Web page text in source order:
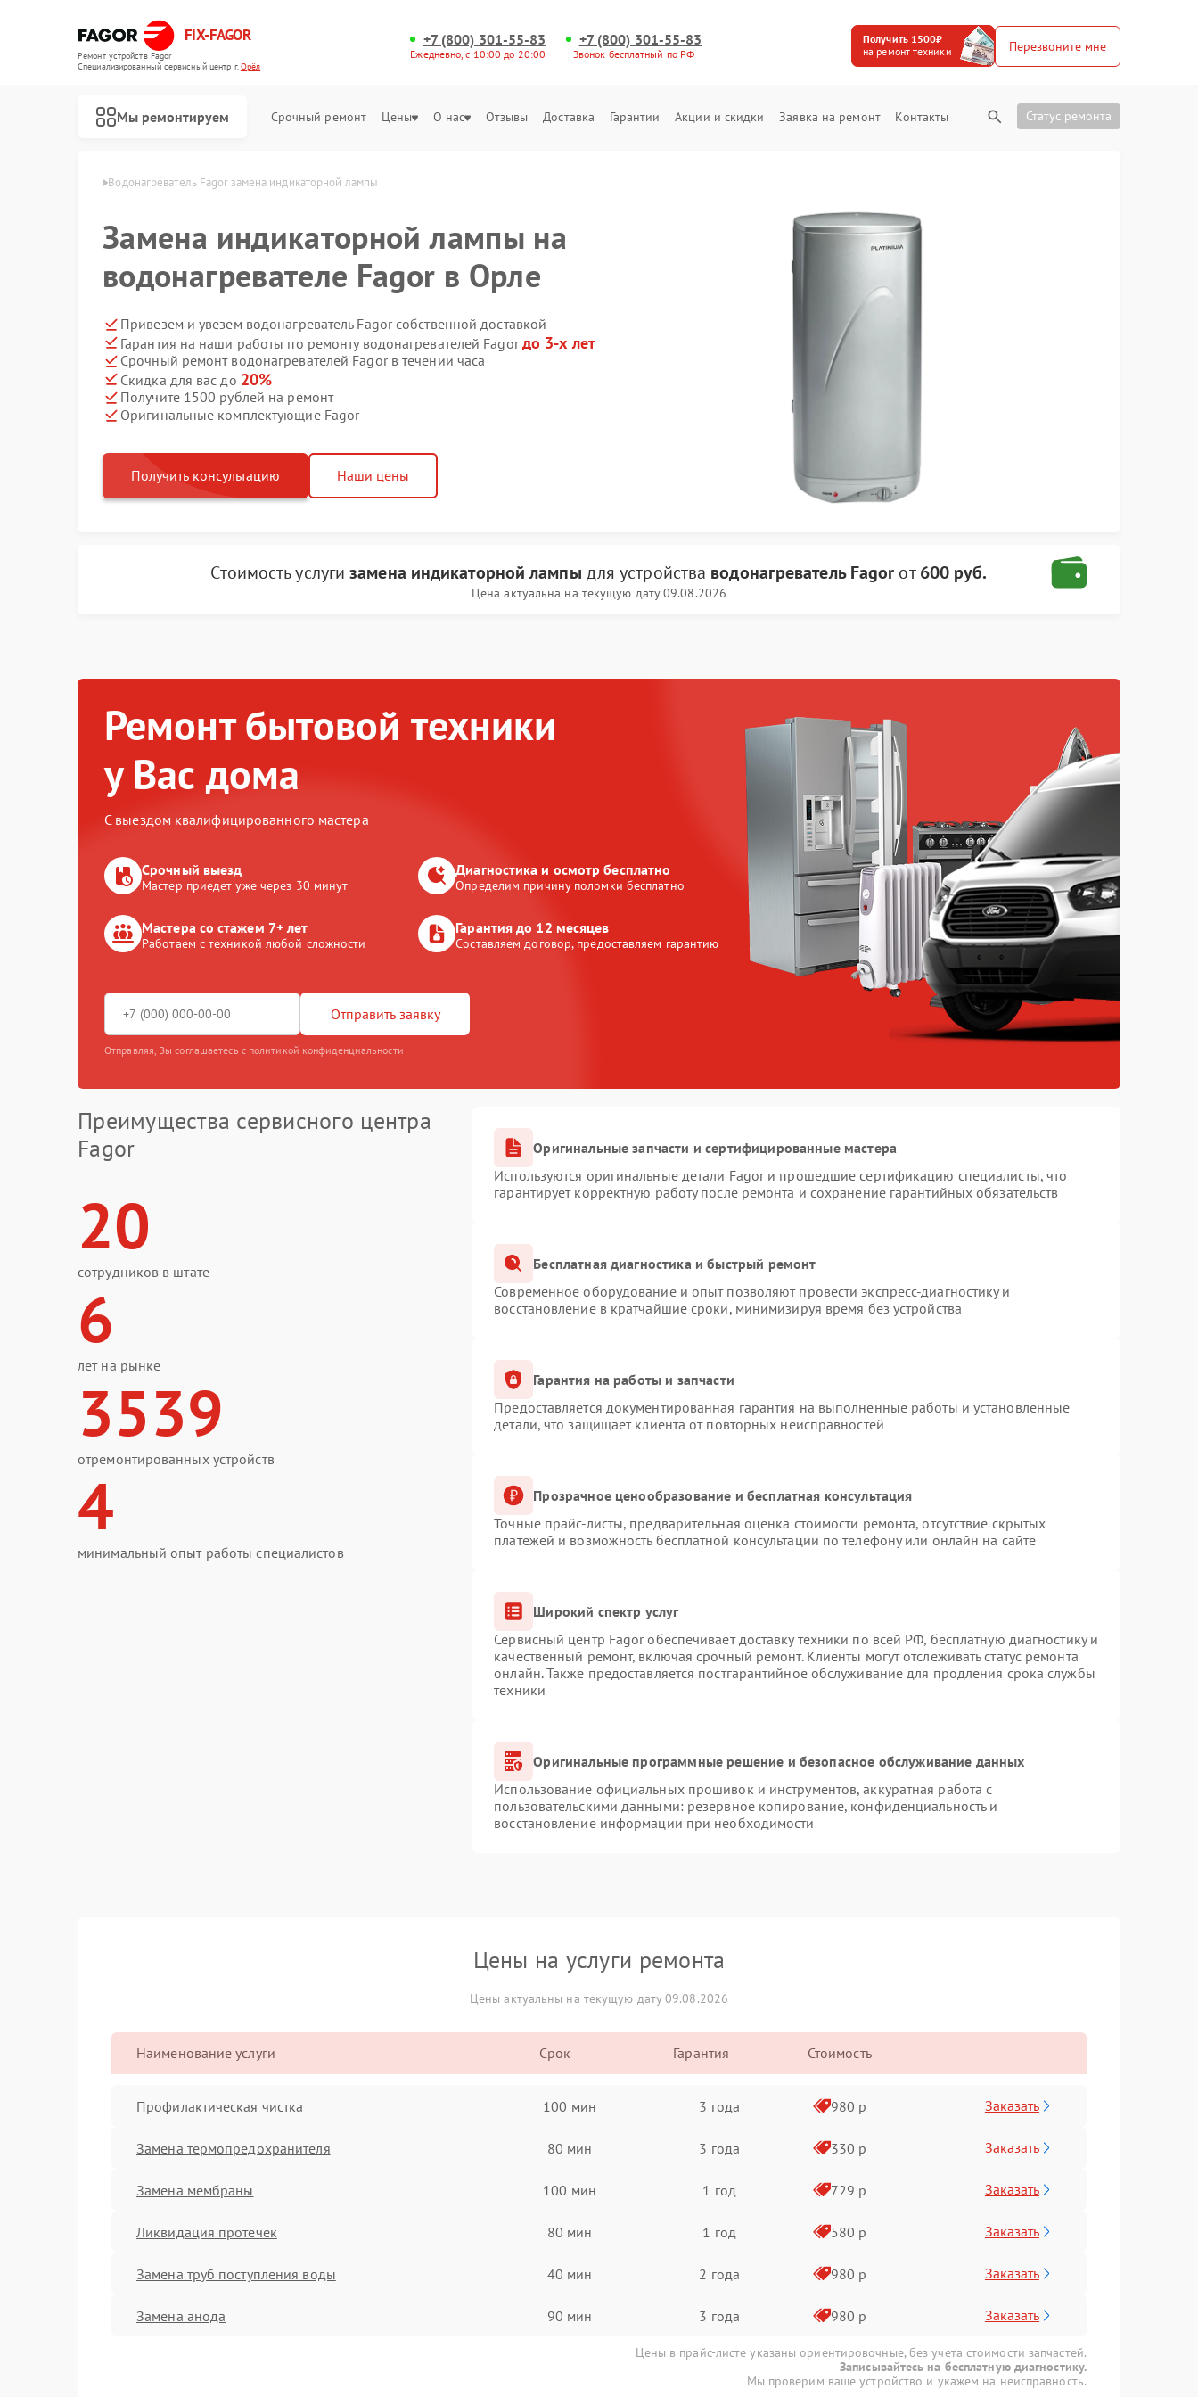
FIX-FAGOR
Ремонт устройств Fagor
Специализированный cервисный центр г.Орёл
+7 (800) 301-55-83
Ежедневно, с 10:00 до 20:00
+7 (800) 301-55-83
Звонок бесплатный по РФ
Получить 1500₽
на ремонт техники
Перезвоните мне
Мы ремонтируем Срочный ремонт Цены О нас Отзывы Доставка Гарантии Акции и скидки Заявка на ремонт Контакты Статус ремонта
Fagor в Орле Водонагреватель Fagor замена индикаторной лампы
Замена индикаторной лампы на
водонагревателе Fagor в Орле
Привезем и увезем водонагреватель Fagor собственной доставкой
Гарантия на наши работы по ремонту водонагревателей Fagorдо 3-х лет
Срочный ремонт водонагревателей Fagor в течении часа
Скидка для вас до 20%
Получите 1500 рублей на ремонт
Оригинальные комплектующие Fagor
Получить консультацию Наши цены
Стоимость услугизамена индикаторной лампы для устройства водонагреватель Fagor от600 руб.
Цена актуальна на текущую дату 09.08.2026
Ремонт бытовой техники
у Вас дома
С выездом квалифицированного мастера
Срочный выезд
Мастер приедет уже через 30 минут
Диагностика и осмотр бесплатно
Определим причину поломки бесплатно
Мастера со стажем 7+ лет
Работаем с техникой любой сложности
Гарантия до 12 месяцев
Составляем договор, предоставляем гарантию
Отправить заявку
Отправляя, Вы соглашаетесь с политикой конфиденциальности
Преимущества сервисного центра
Fagor
20
сотрудников в штате
6
лет на рынке
3539
отремонтированных устройств
4
минимальный опыт работы специалистов
Оригинальные запчасти и сертифицированные мастера
Используются оригинальные детали Fagor и прошедшие сертификацию специалисты, что
гарантирует корректную работу после ремонта и сохранение гарантийных обязательств
Бесплатная диагностика и быстрый ремонт
Современное оборудование и опыт позволяют провести экспресс-диагностику и
восстановление в кратчайшие сроки, минимизируя время без устройства
Гарантия на работы и запчасти
Предоставляется документированная гарантия на выполненные работы и установленные
детали, что защищает клиента от повторных неисправностей
Прозрачное ценообразование и бесплатная консультация
Точные прайс-листы, предварительная оценка стоимости ремонта, отсутствие скрытых
платежей и возможность бесплатной консультации по телефону или онлайн на сайте
Широкий спектр услуг
Сервисный центр Fagor обеспечивает доставку техники по всей РФ, бесплатную диагностику и
качественный ремонт, включая срочный ремонт. Клиенты могут отслеживать статус ремонта
онлайн. Также предоставляется постгарантийное обслуживание для продления срока службы
техники
Оригинальные программные решение и безопасное обслуживание данных
Использование официальных прошивок и инструментов, аккуратная работа с
пользовательскими данными: резервное копирование, конфиденциальность и
восстановление информации при необходимости
Цены на услуги ремонта
Цены актуальны на текущую дату 09.08.2026
Наименование услуги Срок Гарантия Стоимость
Профилактическая чистка 100 мин 3 года 980 р Заказать
Замена термопредохранителя 80 мин 3 года 330 р Заказать
Замена мембраны 100 мин 1 год 729 р Заказать
Ликвидация протечек 80 мин 1 год 580 р Заказать
Замена труб поступления воды 40 мин 2 года 980 р Заказать
Замена анода 90 мин 3 года 980 р Заказать
Цены в прайс-листе указаны ориентировочные, без учета стоимости запчастей.
Записывайтесь на бесплатную диагностику.
Мы проверим ваше устройство и укажем на неисправность.